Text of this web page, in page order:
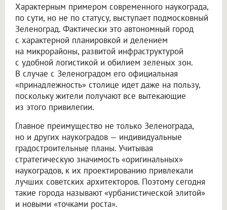
Характерным примером современного наукограда,
по сути, но не по статусу, выступает подмосковный
Зеленоград. Фактически это автономный город
с характерной планировкой и делением
на микрорайоны, развитой инфраструктурой
с удобной логистикой и обилием зеленых зон.
В случае с Зеленоградом его официальная
«принадлежность» столице идет даже на пользу,
поскольку жители получают все вытекающие
из этого привилегии.
Главное преимущество не только Зеленограда,
но и других наукоградов — индивидуальные
градостроительные планы. Учитывая
стратегическую значимость «оригинальных»
наукоградов, к их проектированию привлекали
лучших советских архитекторов. Поэтому сегодня
такие города называют «урбанистической элитой»
и новыми «точками роста».